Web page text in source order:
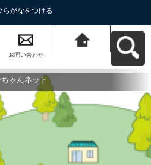
らがなをつける
お問い合わせ
ットへ戻る
ゃんネット